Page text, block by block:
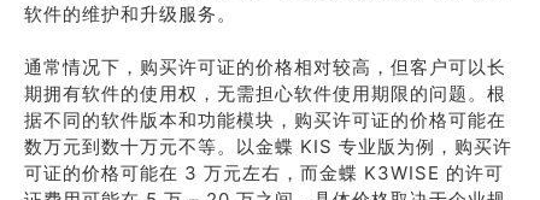
软件的维护和升级服务。
通常情况下，购买许可证的价格相对较高，但客户可以长
期拥有软件的使用权，无需担心软件使用期限的问题。根
据不同的软件版本和功能模块，购买许可证的价格可能在
数万元到数十万元不等。以金蝶 KIS 专业版为例，购买许
可证的价格可能在 3 万元左右，而金蝶 K3WISE 的许可